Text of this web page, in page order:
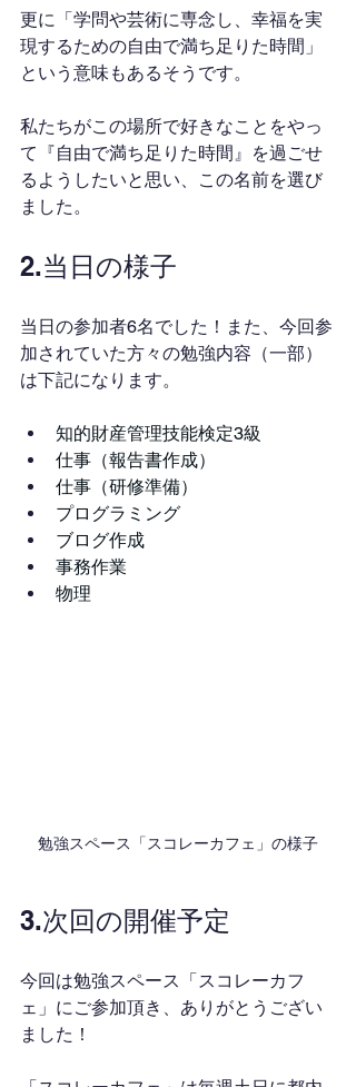
更に「学問や芸術に専念し、幸福を実
現するための自由で満ち足りた時間」
という意味もあるそうです。
私たちがこの場所で好きなことをやっ
て『自由で満ち足りた時間』を過ごせ
るようしたいと思い、この名前を選び
ました。
2.当日の様子
当日の参加者6名でした！また、今回参
加されていた方々の勉強内容（一部）
は下記になります。
知的財産管理技能検定3級
仕事（報告書作成）
仕事（研修準備）
プログラミング
ブログ作成
事務作業
物理
勉強スペース「スコレーカフェ」の様子
3.次回の開催予定
今回は勉強スペース「スコレーカフ
ェ」にご参加頂き、ありがとうござい
ました！